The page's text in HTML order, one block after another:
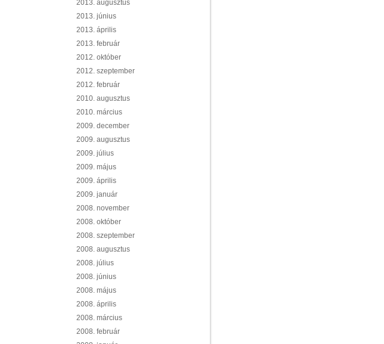
2013. augusztus
2013. június
2013. április
2013. február
2012. október
2012. szeptember
2012. február
2010. augusztus
2010. március
2009. december
2009. augusztus
2009. július
2009. május
2009. április
2009. január
2008. november
2008. október
2008. szeptember
2008. augusztus
2008. július
2008. június
2008. május
2008. április
2008. március
2008. február